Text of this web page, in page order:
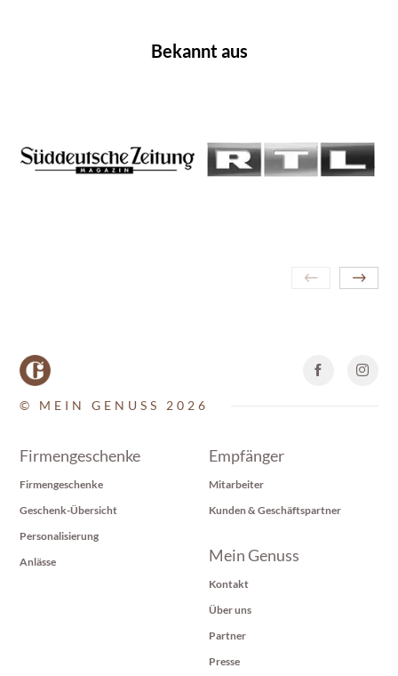
Bekannt aus
© MEIN GENUSS 2026
Firmengeschenke
Firmengeschenke
Geschenk-Übersicht
Personalisierung
Anlässe
Empfänger
Mitarbeiter
Kunden & Geschäftspartner
Mein Genuss
Kontakt
Über uns
Partner
Presse